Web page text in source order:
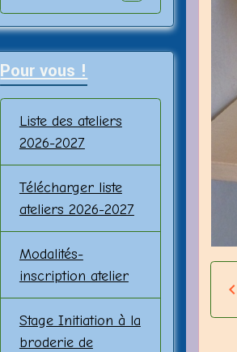
Pour vous !
Liste des ateliers
2026-2027
Télécharger liste
ateliers 2026-2027
Modalités-
inscription atelier
Stage Initiation à la
broderie de